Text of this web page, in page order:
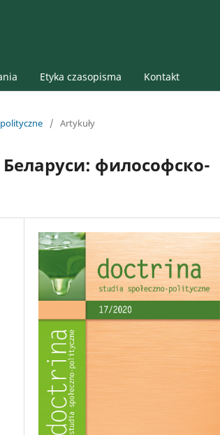
Etyka czasopisma Kontakt
/ Artykuły
философско-